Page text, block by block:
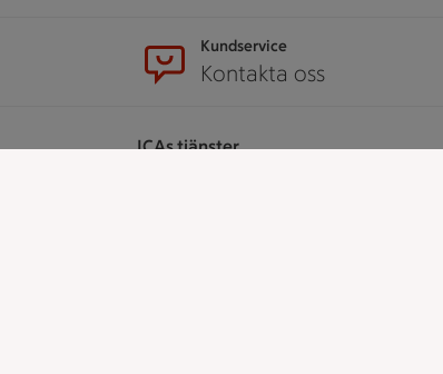
Kundservice
Kontakta oss
ICAs tjänster